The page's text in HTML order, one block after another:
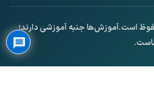
است.آموزش‌ها جنبه آموزشی دارند؛